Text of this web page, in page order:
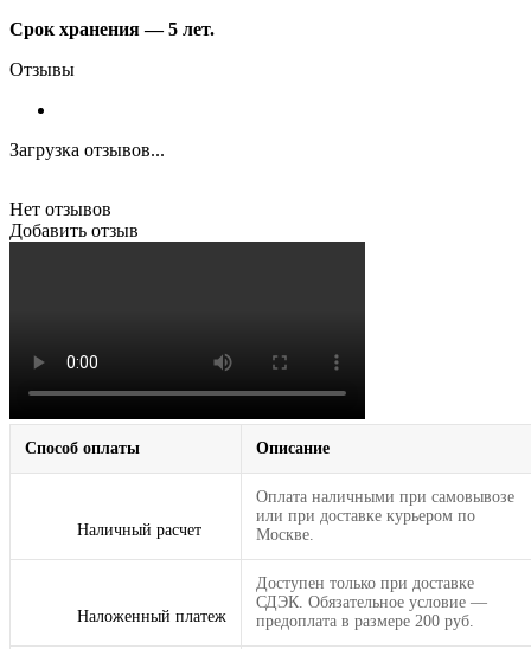
Срок хранения — 5 лет.
Отзывы
Загрузка отзывов...
Нет отзывов
Добавить отзыв
Способ оплаты Описание
Наличный расчет
Оплата наличными при самовывозе
или при доставке курьером по
Москве.
Наложенный платеж
Доступен только при доставке
СДЭК. Обязательное условие —
предоплата в размере 200 руб.